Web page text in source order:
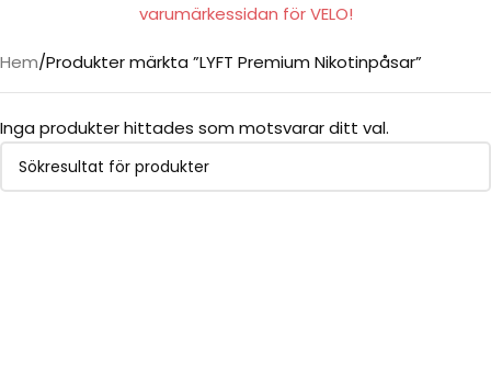
varumärkessidan för VELO!
Hem Produkter märkta ”LYFT Premium Nikotinpåsar”
Inga produkter hittades som motsvarar ditt val.